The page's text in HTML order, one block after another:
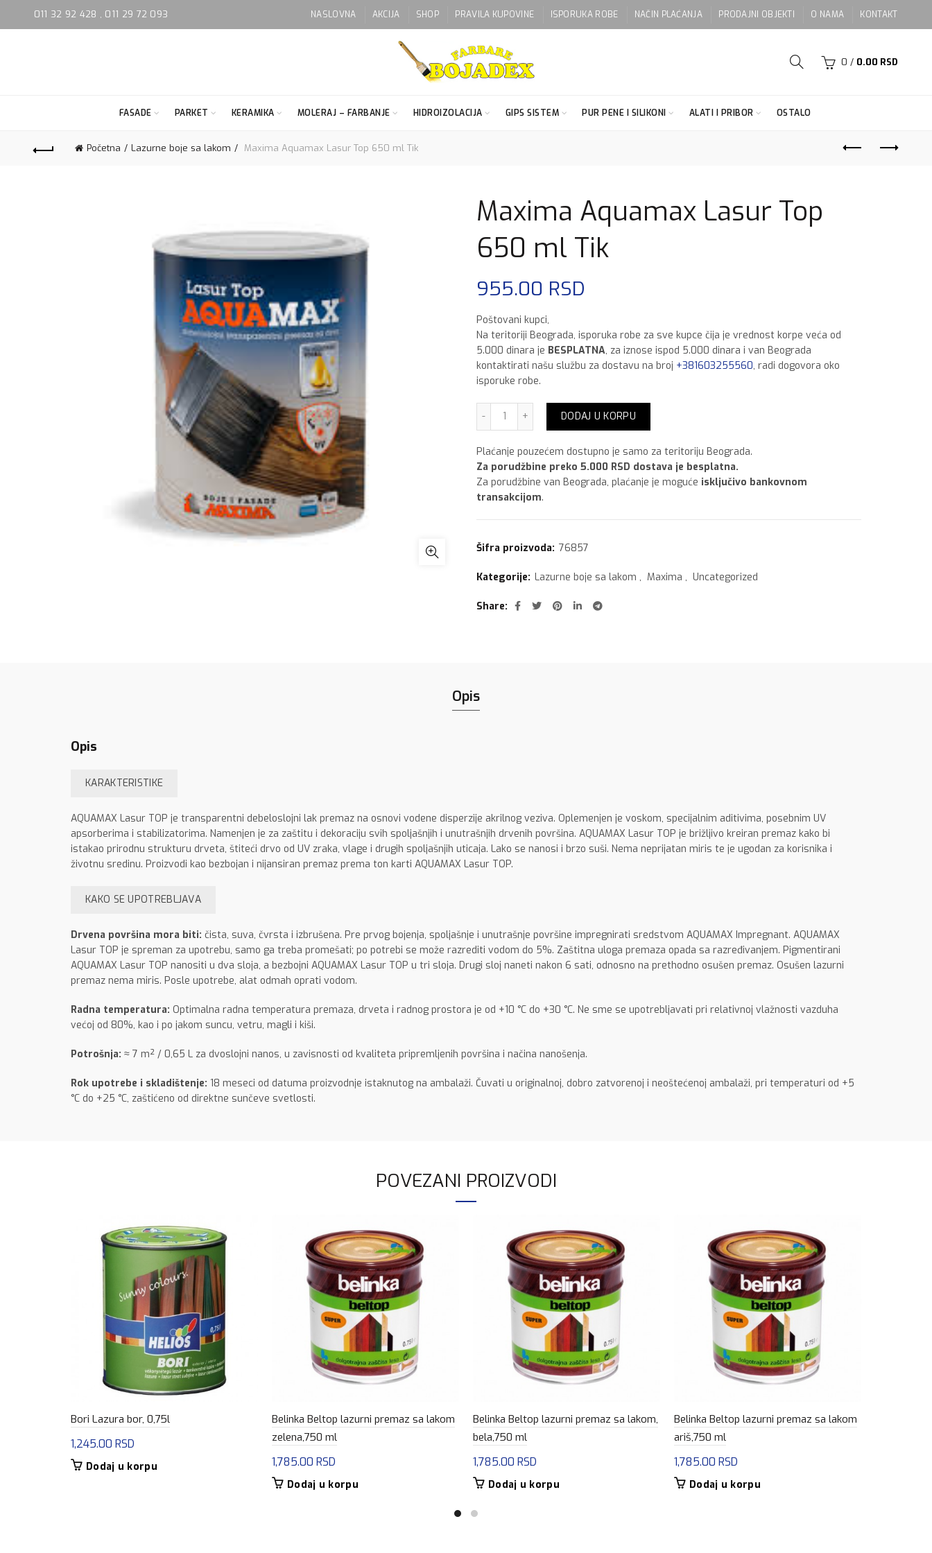
011 32 92 428 , 011 29 72 093 NASLOVNA AKCIJA SHOP PRAVILA KUPOVINE ISPORUKA ROBE NAČIN PLAĆANJA PRODAJNI OBJEKTI O NAMA KONTAKT
0 / 0.00 RSD
FASADE PARKET KERAMIKA MOLERAJ – FARBANJE HIDROIZOLACIJA GIPS SISTEM PUR PENE I SILIKONI ALATI I PRIBOR OSTALO
Početna Lazurne boje sa lakom Maxima Aquamax Lasur Top 650 ml Tik
Maxima Aquamax Lasur Top
650 ml Tik
955.00 RSD
Poštovani kupci,
Na teritoriji Beograda, isporuka robe za sve kupce čija je vrednost korpe veća od
5.000 dinara je BESPLATNA, za iznose ispod 5.000 dinara i van Beograda
kontaktirati našu službu za dostavu na broj +381603255560, radi dogovora oko
isporuke robe.
Maxima Aquamax Lasur Top 650 ml Tik količina
DODAJ U KORPU
Plaćanje pouzećem dostupno je samo za teritoriju Beograda.
Za porudžbine preko 5.000 RSD dostava je besplatna.
Za porudžbine van Beograda, plaćanje je moguće isključivo bankovnom
transakcijom.
Šifra proizvoda: 76857
Kategorije: Lazurne boje sa lakom , Maxima , Uncategorized
Share
Opis
Opis
KARAKTERISTIKE
AQUAMAX Lasur TOP je transparentni debeloslojni lak premaz na osnovi vodene disperzije akrilnog veziva. Oplemenjen je voskom, specijalnim aditivima, posebnim UV
apsorberima i stabilizatorima. Namenjen je za zaštitu i dekoraciju svih spoljašnjih i unutrašnjih drvenih površina. AQUAMAX Lasur TOP je brižljivo kreiran premaz kako bi
istakao prirodnu strukturu drveta, štiteći drvo od UV zraka, vlage i drugih spoljašnjih uticaja. Lako se nanosi i brzo suši. Nema neprijatan miris te je ugodan za korisnika i
životnu sredinu. Proizvodi kao bezbojan i nijansiran premaz prema ton karti AQUAMAX Lasur TOP.
KAKO SE UPOTREBLJAVA
Drvena površina mora biti: čista, suva, čvrsta i izbrušena. Pre prvog bojenja, spoljašnje i unutrašnje površine impregnirati sredstvom AQUAMAX Impregnant. AQUAMAX
Lasur TOP je spreman za upotrebu, samo ga treba promešati; po potrebi se može razrediti vodom do 5%. Zaštitna uloga premaza opada sa razređivanjem. Pigmentirani
AQUAMAX Lasur TOP nanositi u dva sloja, a bezbojni AQUAMAX Lasur TOP u tri sloja. Drugi sloj naneti nakon 6 sati, odnosno na prethodno osušen premaz. Osušen lazurni
premaz nema miris. Posle upotrebe, alat odmah oprati vodom.
Radna temperatura: Optimalna radna temperatura premaza, drveta i radnog prostora je od +10 °C do +30 °C. Ne sme se upotrebljavati pri relativnoj vlažnosti vazduha
većoj od 80%, kao i po jakom suncu, vetru, magli i kiši.
Potrošnja: ≈ 7 m² / 0,65 L za dvoslojni nanos, u zavisnosti od kvaliteta pripremljenih površina i načina nanošenja.
Rok upotrebe i skladištenje: 18 meseci od datuma proizvodnje istaknutog na ambalaži. Čuvati u originalnoj, dobro zatvorenoj i neoštećenoj ambalaži, pri temperaturi od +5
°C do +25 °C, zaštićeno od direktne sunčeve svetlosti.
POVEZANI PROIZVODI
Bori Lazura bor, 0,75l
1,245.00 RSD
Dodaj u korpu
Belinka Beltop lazurni premaz sa lakom
zelena,750 ml
1,785.00 RSD
Dodaj u korpu
Belinka Beltop lazurni premaz sa lakom,
bela,750 ml
1,785.00 RSD
Dodaj u korpu
Belinka Beltop lazurni premaz sa lakom
ariš,750 ml
1,785.00 RSD
Dodaj u korpu